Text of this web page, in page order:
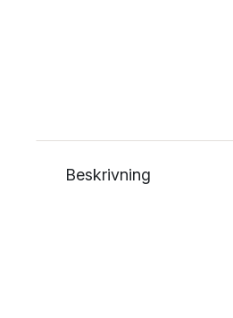
Beskrivning